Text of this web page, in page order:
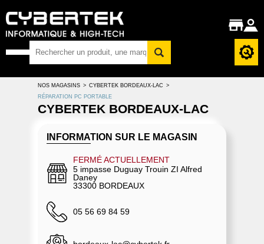
NOS MAGASINS > CYBERTEK BORDEAUX-LAC >
RÉPARATION PC PORTABLE
CYBERTEK BORDEAUX-LAC
INFORMATION SUR LE MAGASIN
FERMÉ ACTUELLEMENT
5 impasse Duguay Trouin ZI Alfred
Daney
33300 BORDEAUX
05 56 69 84 59